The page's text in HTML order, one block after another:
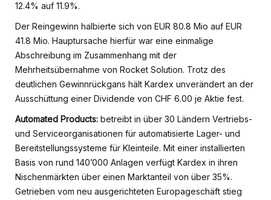
12.4% auf 11.9%.
Der Reingewinn halbierte sich von EUR 80.8 Mio auf EUR
41.8 Mio. Hauptursache hierfür war eine einmalige
Abschreibung im Zusammenhang mit der
Mehrheitsübernahme von Rocket Solution. Trotz des
deutlichen Gewinnrückgans hält Kardex unverändert an der
Ausschüttung einer Dividende von CHF 6.00 je Aktie fest.
Automated Products: betreibt in über 30 Ländern Vertriebs-
und Serviceorganisationen für automatisierte Lager- und
Bereitstellungssysteme für Kleinteile. Mit einer installierten
Basis von rund 140’000 Anlagen verfügt Kardex in ihren
Nischenmärkten über einen Marktanteil von über 35%.
Getrieben vom neu ausgerichteten Europageschäft stieg